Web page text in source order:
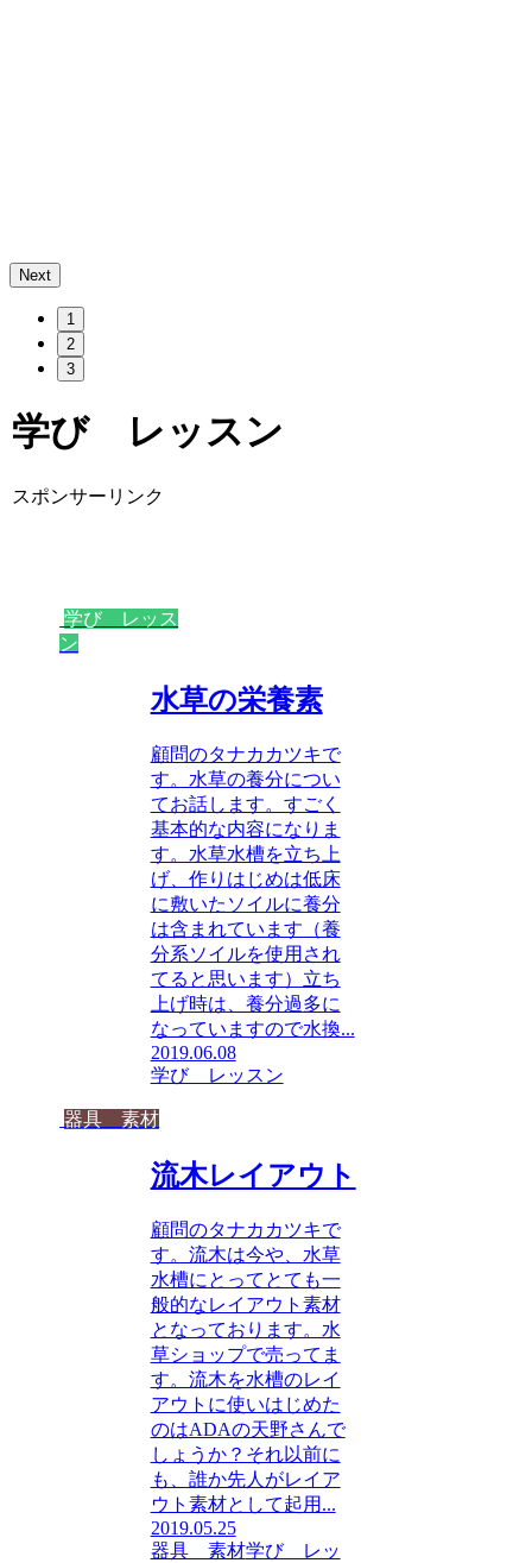
Next
1
2
3
学び レッスン
スポンサーリンク
学び レッス
ン
水草の栄養素
顧問のタナカカツキで
す。水草の養分につい
てお話します。すごく
基本的な内容になりま
す。水草水槽を立ち上
げ、作りはじめは低床
に敷いたソイルに養分
は含まれています（養
分系ソイルを使用され
てると思います）立ち
上げ時は、養分過多に
なっていますので水換...
2019.06.08
学び レッスン
器具 素材
流木レイアウト
顧問のタナカカツキで
す。流木は今や、水草
水槽にとってとても一
般的なレイアウト素材
となっております。水
草ショップで売ってま
す。流木を水槽のレイ
アウトに使いはじめた
のはADAの天野さんで
しょうか？それ以前に
も、誰か先人がレイア
ウト素材として起用...
2019.05.25
器具 素材学び レッ